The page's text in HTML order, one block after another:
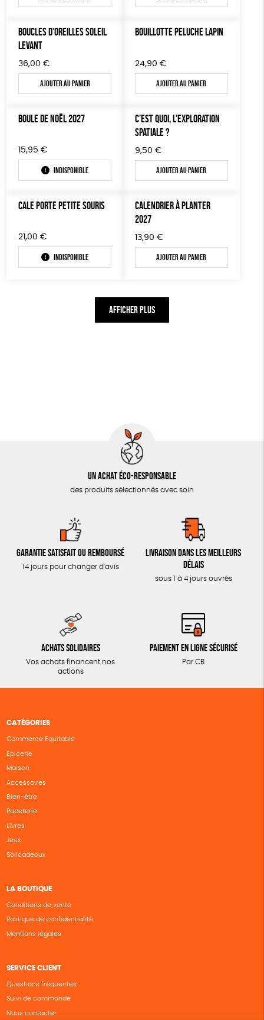
BOUCLES D’OREILLES SOLEIL
LEVANT
36,00 €
Ajouter au panier
BOUILLOTTE PELUCHE LAPIN
24,90 €
Ajouter au panier
BOULE DE NOËL 2027
15,95 €
Indisponible
C’EST QUOI, L’EXPLORATION
SPATIALE ?
9,50 €
Ajouter au panier
CALE PORTE PETITE SOURIS
21,00 €
Indisponible
CALENDRIER À PLANTER
2027
13,90 €
Ajouter au panier
AFFICHER PLUS
Un achat éco-responsable
des produits sélectionnés avec soin
Garantie satisfait ou remboursé
14 jours pour changer d'avis
Livraison dans les meilleurs
délais
sous 1 à 4 jours ouvrés
Achats solidaires
Vos achats financent nos
actions
Paiement en ligne sécurisé
Par CB
CATÉGORIES
Commerce Equitable
Epicerie
Maison
Accessoires
Bien-être
Papeterie
Livres
Jeux
Solicadeaux
LA BOUTIQUE
Conditions de vente
Politique de confidentialité
Mentions légales
SERVICE CLIENT
Questions fréquentes
Suivi de commande
Nous contacter